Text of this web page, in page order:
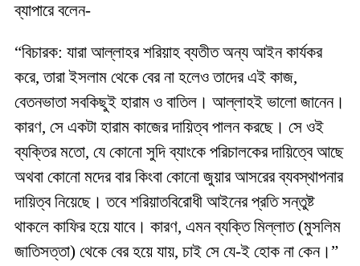
ব্যাপারে বলেন-
“বিচারক: যারা আল্লাহর শরিয়াহ ব্যতীত অন্য আইন কার্যকর
করে, তারা ইসলাম থেকে বের না হলেও তাদের এই কাজ,
বেতনভাতা সবকিছুই হারাম ও বাতিল। আল্লাহই ভালো জানেন।
কারণ, সে একটা হারাম কাজের দায়িত্ব পালন করছে। সে ওই
ব্যক্তির মতো, যে কোনো সুদি ব্যাংকে পরিচালকের দায়িত্বে আছে
অথবা কোনো মদের বার কিংবা কোনো জুয়ার আসরের ব্যবস্থাপনার
দায়িত্ব নিয়েছে। তবে শরিয়াতবিরোধী আইনের প্রতি সন্তুষ্ট
থাকলে কাফির হয়ে যাবে। কারণ, এমন ব্যক্তি মিল্লাত (মুসলিম
জাতিসত্তা) থেকে বের হয়ে যায়, চাই সে যে-ই হোক না কেন।”